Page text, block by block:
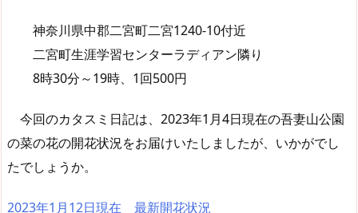
神奈川県中郡二宮町二宮1240-10付近
二宮町生涯学習センターラディアン隣り
8時30分～19時、1回500円
今回のカタスミ日記は、2023年1月4日現在の吾妻山公園
の菜の花の開花状況をお届けいたしましたが、いかがでし
たでしょうか。
2023年1月12日現在 最新開花状況